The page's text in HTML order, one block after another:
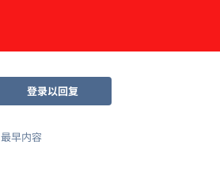
登录以回复
最早内容